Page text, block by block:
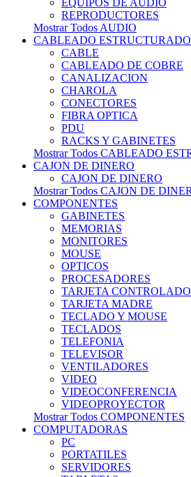
EQUIPOS DE AUDIO
REPRODUCTORES
Mostrar Todos AUDIO
CABLEADO ESTRUCTURADO
CABLE
CABLEADO DE COBRE
CANALIZACION
CHAROLA
CONECTORES
FIBRA OPTICA
PDU
RACKS Y GABINETES
Mostrar Todos CABLEADO
CAJON DE DINERO
CAJON DE DINERO
Mostrar Todos CAJON DE
COMPONENTES
GABINETES
MEMORIAS
MONITORES
MOUSE
OPTICOS
PROCESADORES
TARJETA
TARJETA MADRE
TECLADO Y MOUSE
TECLADOS
TELEFONIA
TELEVISOR
VENTILADORES
VIDEO
VIDEOCONFERENCIA
VIDEOPROYECTOR
Mostrar Todos COMPONENTES
COMPUTADORAS
PC
PORTATILES
SERVIDORES